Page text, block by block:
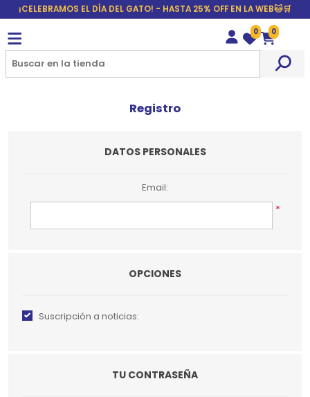
¡CELEBRAMOS EL DÍA DEL GATO! - HASTA 25% OFF EN LA WEB🐱🛒
Wishlist
0
Carrito
0
Registro
DATOS PERSONALES
Email:
*
OPCIONES
Suscripción a noticias:
TU CONTRASEÑA